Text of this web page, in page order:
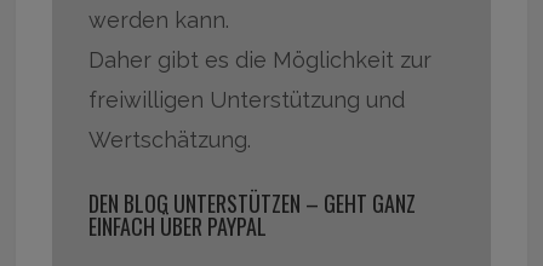
werden kann.
Daher gibt es die Möglichkeit zur
freiwilligen Unterstützung und
Wertschätzung.
DEN BLOG UNTERSTÜTZEN – GEHT GANZ
EINFACH ÜBER PAYPAL